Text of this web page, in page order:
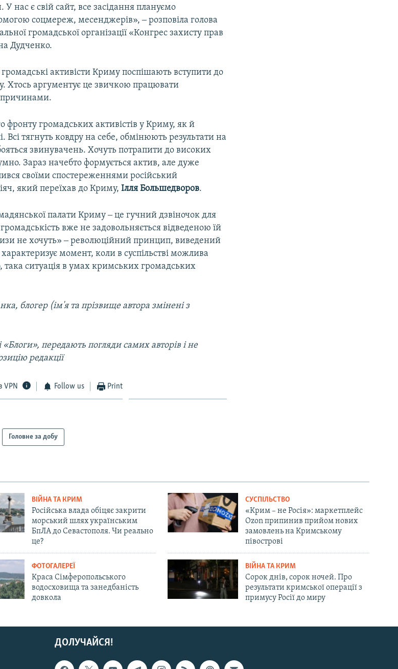
нас є свій сайт, все засідання плануємо
соцмереж, месенджерів», ‒ розповіла голова
громадської організації «Конгрес захисту прав
Дудченко.
активісти Криму поспішають вступити до
Хтось аргументує це звичкою працювати
причинами.
фронту громадських активістів у Криму, як й
Всі тягнуть ковдру на себе, обмінюють результати на
звинувачень. Хочуть потрапити до високих
Зараз начебто формується актив, але дуже
своїми спостереженнями російський
який переїхав до Криму, Ілля Большедворов.
палати Криму ‒ це гучний дзвіночок для
вже не задовольняється відведеною їй
не хочуть» ‒ революційний принцип, виведений
момент, коли в суспільстві можлива
така ситуація в умах кримських громадських
блогер (ім'я та прізвище автора змінені з
передають погляди самих авторів і не
редакції
VPN Follow us Print
Головне за добу
ВІЙНА ТА КРИМ
Російська влада обіцяє закрити
морський шлях українським
БпЛА до Севастополя. Чи реально
це?
СУСПІЛЬСТВО
«Крим – не Росія»: маркетплейс
Ozon припинив прийом нових
замовлень на Кримському
півострові
ФОТОГАЛЕРЕЇ
Краса Сімферопольського
водосховища та занедбаність
довкола
ВІЙНА ТА КРИМ
Сорок днів, сорок ночей. Про
результати кримської операції з
примусу Росії до миру
ДОЛУЧАЙСЯ!